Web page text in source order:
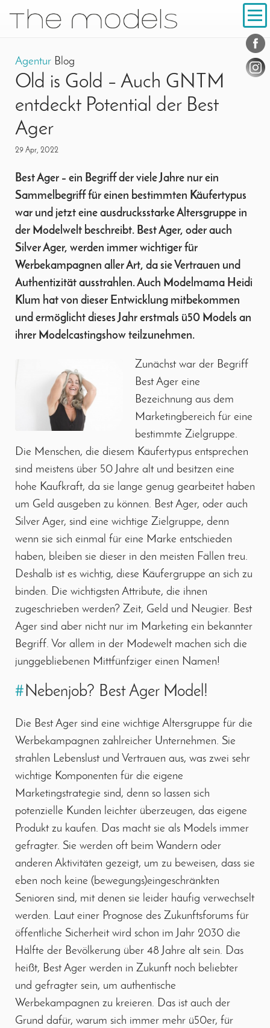
Navigation
Agentur Blog
Old is Gold – Auch GNTM
entdeckt Potential der Best
Ager
29 Apr, 2022
Best Ager – ein Begriff der viele Jahre nur ein
Sammelbegriff für einen bestimmten Käufertypus
war und jetzt eine ausdrucksstarke Altersgruppe in
der Modelwelt beschreibt. Best Ager, oder auch
Silver Ager, werden immer wichtiger für
Werbekampagnen aller Art, da sie Vertrauen und
Authentizität ausstrahlen. Auch Modelmama Heidi
Klum hat von dieser Entwicklung mitbekommen
und ermöglicht dieses Jahr erstmals ü50 Models an
ihrer Modelcastingshow teilzunehmen.
Zunächst war der Begriff
Best Ager eine
Bezeichnung aus dem
Marketingbereich für eine
bestimmte Zielgruppe.
Die Menschen, die diesem Käufertypus entsprechen
sind meistens über 50 Jahre alt und besitzen eine
hohe Kaufkraft, da sie lange genug gearbeitet haben
um Geld ausgeben zu können. Best Ager, oder auch
Silver Ager, sind eine wichtige Zielgruppe, denn
wenn sie sich einmal für eine Marke entschieden
haben, bleiben sie dieser in den meisten Fällen treu.
Deshalb ist es wichtig, diese Käufergruppe an sich zu
binden. Die wichtigsten Attribute, die ihnen
zugeschrieben werden? Zeit, Geld und Neugier. Best
Ager sind aber nicht nur im Marketing ein bekannter
Begriff. Vor allem in der Modewelt machen sich die
junggebliebenen Mittfünfziger einen Namen!
#Nebenjob? Best Ager Model!
Die Best Ager sind eine wichtige Altersgruppe für die
Werbekampagnen zahlreicher Unternehmen. Sie
strahlen Lebenslust und Vertrauen aus, was zwei sehr
wichtige Komponenten für die eigene
Marketingstrategie sind, denn so lassen sich
potenzielle Kunden leichter überzeugen, das eigene
Produkt zu kaufen. Das macht sie als Models immer
gefragter. Sie werden oft beim Wandern oder
anderen Aktivitäten gezeigt, um zu beweisen, dass sie
eben noch keine (bewegungs)eingeschränkten
Senioren sind, mit denen sie leider häufig verwechselt
werden. Laut einer Prognose des Zukunftsforums für
öffentliche Sicherheit wird schon im Jahr 2030 die
Hälfte der Bevölkerung über 48 Jahre alt sein. Das
heißt, Best Ager werden in Zukunft noch beliebter
und gefragter sein, um authentische
Werbekampagnen zu kreieren. Das ist auch der
Grund dafür, warum sich immer mehr ü50er, für